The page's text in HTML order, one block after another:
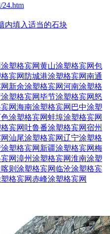
24.htm
内填入适当的石块
塑格宾网黄山涂塑格宾网包
宾网 防城港涂塑格宾网南通
新余涂塑格宾网河南涂塑格
塑格宾网毕节涂塑格宾网怒
网海南涂塑格宾网 巴中涂塑
涂塑格宾网蚌埠涂塑格宾网
宾网 吐鲁番涂塑格宾网宿州
汕尾涂塑格宾网辽宁涂塑格
塑格宾网 新疆涂塑格宾网梅
网漳州涂塑格宾网淮南涂塑
喀则涂塑格宾网 临沧涂塑格宾
格宾网赤峰涂塑格宾网